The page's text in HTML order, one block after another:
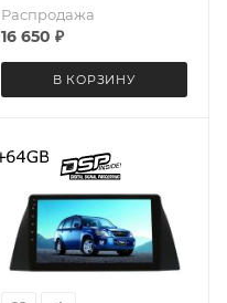
Распродажа
16 650 ₽
В КОРЗИНУ